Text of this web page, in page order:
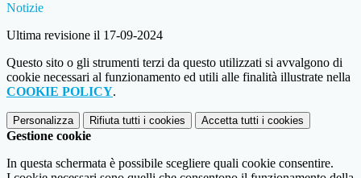
Notizie
Ultima revisione il 17-09-2024
Questo sito o gli strumenti terzi da questo utilizzati si avvalgono di
cookie necessari al funzionamento ed utili alle finalità illustrate nella
COOKIE POLICY.
Personalizza Rifiuta tutti i cookies Accetta tutti i cookies
Gestione cookie
In questa schermata è possibile scegliere quali cookie consentire.